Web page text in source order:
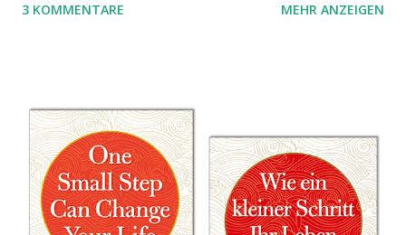
Rejchtman's Ubongo Game. These are the instructions of
3 KOMMENTARE MEHR ANZEIGEN